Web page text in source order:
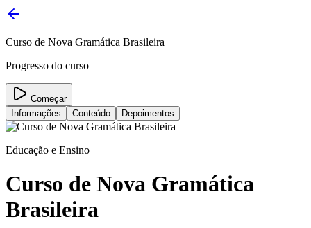
Curso de Nova Gramática Brasileira
Progresso do curso
Começar
Informações
Conteúdo Depoimentos
Educação e Ensino
Curso de Nova Gramática
Brasileira